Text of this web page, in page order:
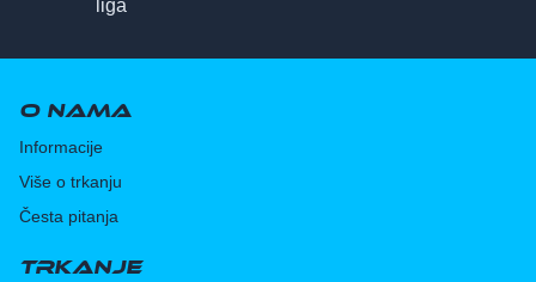
O nama
Informacije
Više o trkanju
Česta pitanja
Trkanje